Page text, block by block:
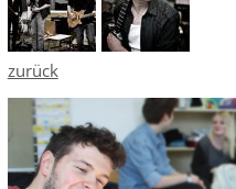
zurück